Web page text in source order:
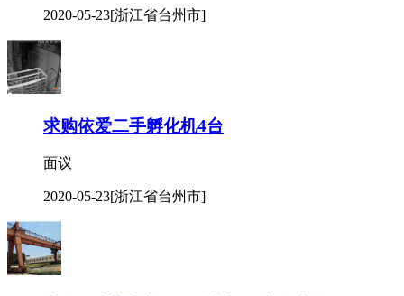
2020-05-23[浙江省台州市]
求购依爱二手孵化机4台
面议
2020-05-23[浙江省台州市]